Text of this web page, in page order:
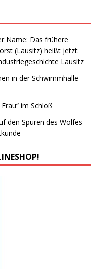
Name: Das frühere
(Lausitz) heißt jetzt:
Lausitz
in der Schwimmhalle
im Schloß
den Spuren des Wolfes